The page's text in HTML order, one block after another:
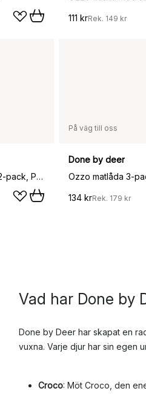
111 krRek. 149 kr
Ozzo haklapp med kardborre 2-pack, Powder
På väg till oss
Done by deer
Ozzo matlåda 3-
134 krRek. 179 kr
Vad har Done by
Done by Deer har skapat en
vuxna. Varje djur har sin egen
Croco: Möt Croco, den